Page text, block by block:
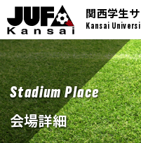
関西学生
Kansai
Stadium Place
会場詳細